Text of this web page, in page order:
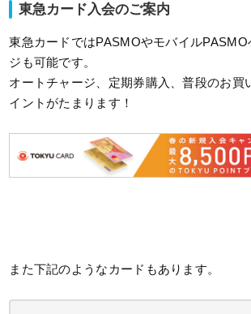
東急カード入会のご案内
東急カードではPASMOやモバイル
ジも可能です。
オートチャージ、定期券購入、普段のお買
イントがたまります！
また下記のようなカードもあります。